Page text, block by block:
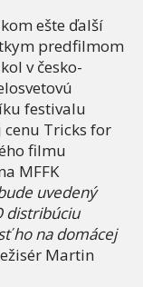
ešte ďalší
predfilmom
v česko-
festivalu
cenu Tricks for
filmu
MFFK
uvedený
distribúciu
ho na domácej
Martin